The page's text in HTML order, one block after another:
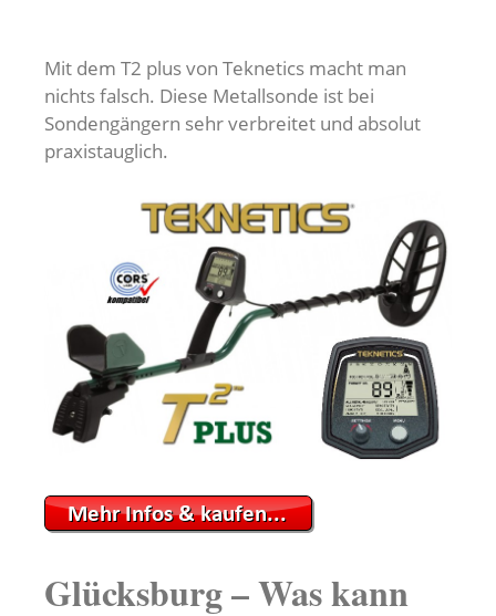
Mit dem T2 plus von Teknetics macht man
nichts falsch. Diese Metallsonde ist bei
Sondengängern sehr verbreitet und absolut
praxistauglich.
Glücksburg – Was kann